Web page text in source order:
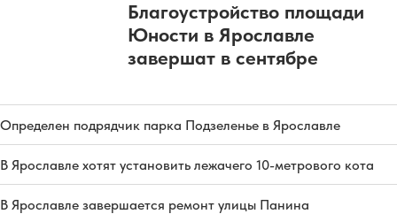
Благоустройство площади
Юности в Ярославле
завершат в сентябре
Определен подрядчик парка Подзеленье в Ярославле
В Ярославле хотят установить лежачего 10-метрового кота
В Ярославле завершается ремонт улицы Панина